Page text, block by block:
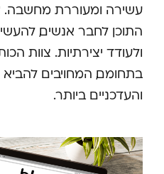
עשירה ומעוררת מחשבה.
התוכן לחבר אנשים,
ולעודד יצירתיות. צוות
בתחומם, המחויבים
והעדכניים ביותר.